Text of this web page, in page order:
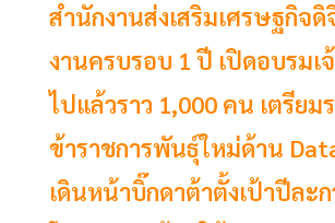
สำนักงานส่งเสริมเศรษฐกิจ
งานครบรอบ 1 ปี เปิดอบรมเ
ไปแล้วราว 1,000 คน เตรียม
ข้าราชการพันธุ์ใหม่ด้าน
เดินหน้าบิ๊กดาต้าตั้งเป้าปีละก